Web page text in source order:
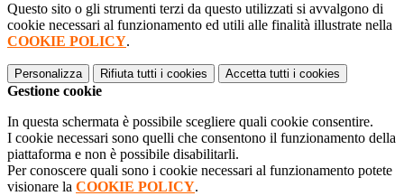
Questo sito o gli strumenti terzi da questo utilizzati si avvalgono di
cookie necessari al funzionamento ed utili alle finalità illustrate nella
COOKIE POLICY.
Personalizza Rifiuta tutti i cookies Accetta tutti i cookies
Gestione cookie
In questa schermata è possibile scegliere quali cookie consentire.
I cookie necessari sono quelli che consentono il funzionamento della
piattaforma e non è possibile disabilitarli.
Per conoscere quali sono i cookie necessari al funzionamento potete
visionare la COOKIE POLICY.